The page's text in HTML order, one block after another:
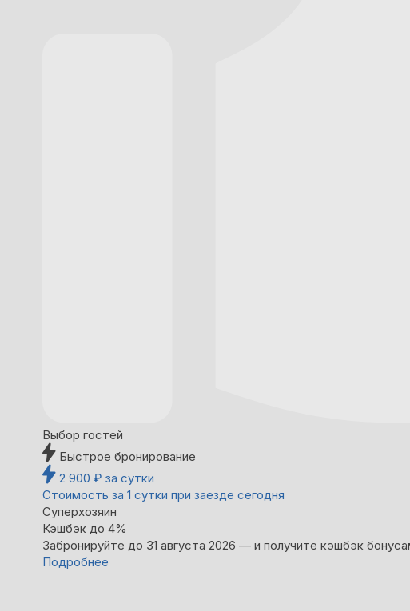
Выбор гостей
Быстрое бронирование
2 900 ₽ за сутки
Стоимость за 1 сутки при заезде сегодня
Суперхозяин
Кэшбэк до 4%
Забронируйте до 31 августа 2026 — и получите кэшбэк
Подробнее